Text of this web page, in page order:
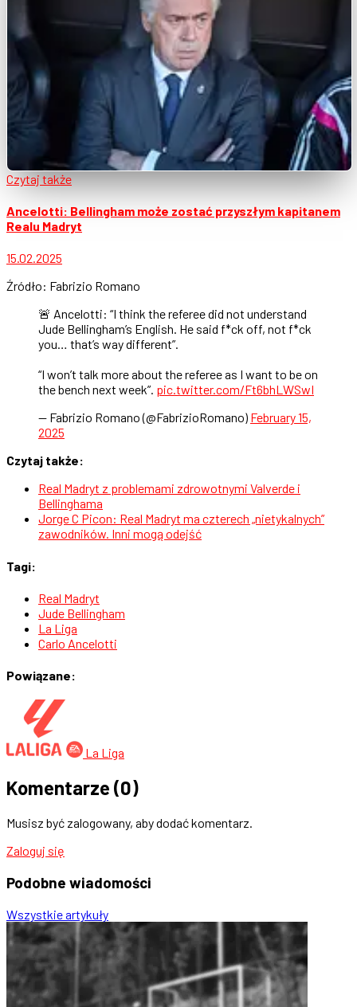
Czytaj także
Ancelotti: Bellingham może zostać przyszłym kapitanem
Realu Madryt
15.02.2025
Źródło: Fabrizio Romano
🚨 Ancelotti: “I think the referee did not understand
Jude Bellingham’s English. He said f*ck off, not f*ck
you… that’s way different”.
“I won’t talk more about the referee as I want to be on
the bench next week”. pic.twitter.com/Ft6bhLWSwI
— Fabrizio Romano (@FabrizioRomano) February 15,
2025
Czytaj także:
Real Madryt z problemami zdrowotnymi Valverde i
Bellinghama
Jorge C Picon: Real Madryt ma czterech „nietykalnych”
zawodników. Inni mogą odejść
Tagi:
Real Madryt
Jude Bellingham
La Liga
Carlo Ancelotti
Powiązane:
La Liga
Komentarze (0)
Musisz być zalogowany, aby dodać komentarz.
Zaloguj się
Podobne wiadomości
Wszystkie artykuły